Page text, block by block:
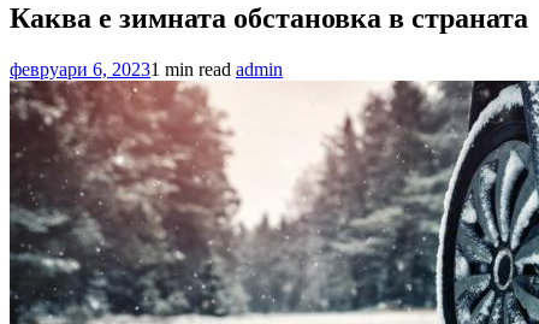
Каква е зимната обстановка в страната
февруари 6, 20231 min read admin